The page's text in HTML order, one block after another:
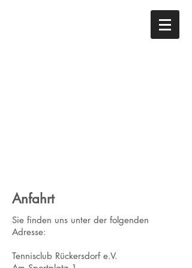
Anfahrt
Sie finden uns unter der folgenden
Adresse:
Tennisclub Rückersdorf e.V.